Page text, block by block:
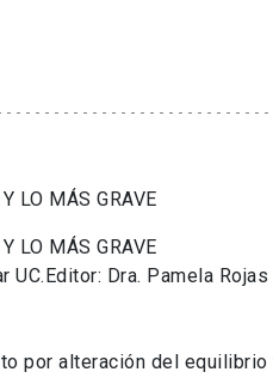
LO MÁS GRAVE
LO MÁS GRAVE
Dra. Pamela
por alteración del